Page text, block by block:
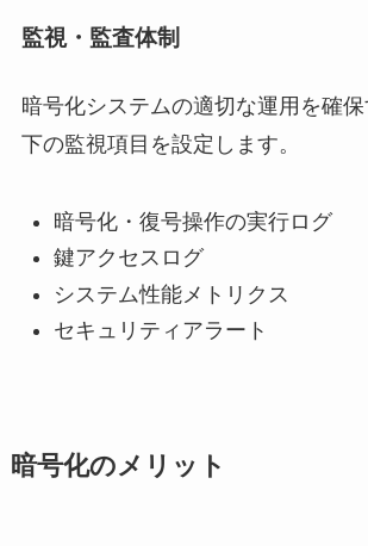
監視・監査体制
暗号化システムの適切な運用を確
下の監視項目を設定します。
暗号化・復号操作の実行ログ
鍵アクセスログ
システム性能メトリクス
セキュリティアラート
暗号化のメリット